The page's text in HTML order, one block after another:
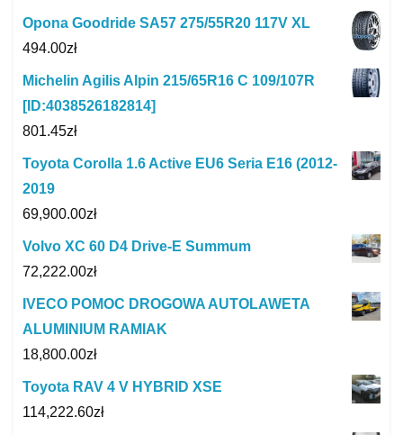
Opona Goodride SA57 275/55R20 117V XL
494.00zł
Michelin Agilis Alpin 215/65R16 C 109/107R
[ID:4038526182814]
801.45zł
Toyota Corolla 1.6 Active EU6 Seria E16 (2012-
2019
69,900.00zł
Volvo XC 60 D4 Drive-E Summum
72,222.00zł
IVECO POMOC DROGOWA AUTOLAWETA
ALUMINIUM RAMIAK
18,800.00zł
Toyota RAV 4 V HYBRID XSE
114,222.60zł